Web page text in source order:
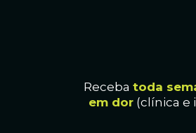
Recebatoda
em dor(clínica e